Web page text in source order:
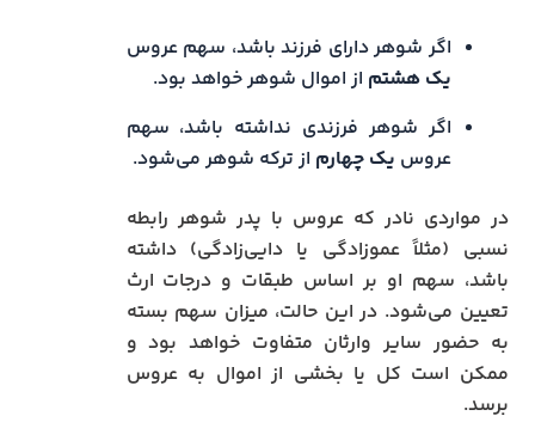
اگر شوهر دارای فرزند باشد، سهم عروس
یک هشتم از اموال شوهر خواهد بود.
اگر شوهر فرزندی نداشته باشد، سهم
عروس یک چهارم از ترکه شوهر می‌شود.
در مواردی نادر که عروس با پدر شوهر رابطه
نسبی (مثلاً عموزادگی یا دایی‌زادگی) داشته
باشد، سهم او بر اساس طبقات و درجات ارث
تعیین می‌شود. در این حالت، میزان سهم بسته
به حضور سایر وارثان متفاوت خواهد بود و
ممکن است کل یا بخشی از اموال به عروس
برسد.